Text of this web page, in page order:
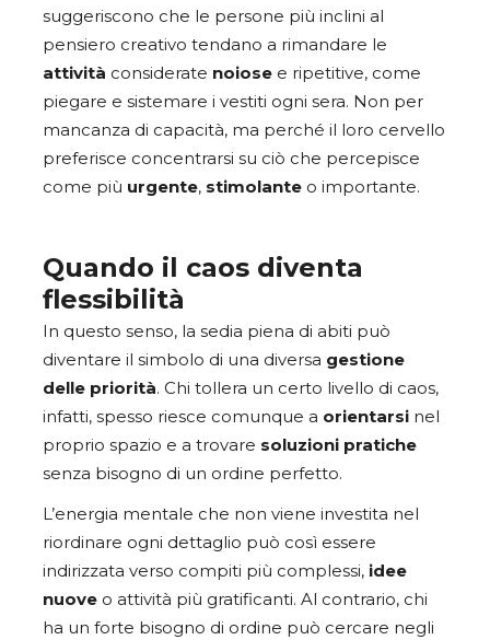
suggeriscono che le persone più inclini al
pensiero creativo tendano a rimandare le
attività considerate noiose e ripetitive, come
piegare e sistemare i vestiti ogni sera. Non per
mancanza di capacità, ma perché il loro cervello
preferisce concentrarsi su ciò che percepisce
come più urgente, stimolante o importante.
Quando il caos diventa
flessibilità
In questo senso, la sedia piena di abiti può
diventare il simbolo di una diversa gestione
delle priorità. Chi tollera un certo livello di caos,
infatti, spesso riesce comunque a orientarsi nel
proprio spazio e a trovare soluzioni pratiche
senza bisogno di un ordine perfetto.
L’energia mentale che non viene investita nel
riordinare ogni dettaglio può così essere
indirizzata verso compiti più complessi, idee
nuove o attività più gratificanti. Al contrario, chi
ha un forte bisogno di ordine può cercare negli